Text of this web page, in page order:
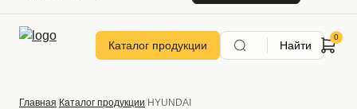
Каталог продукции Найти
Главная Каталог продукции HYUNDAI